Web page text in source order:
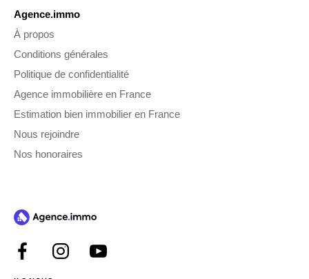
Agence.immo
À propos
Conditions générales
Politique de confidentialité
Agence immobilière en France
Estimation bien immobilier en France
Nous rejoindre
Nos honoraires